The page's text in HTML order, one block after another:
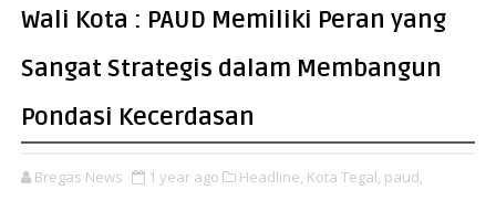
Wali Kota : PAUD Memiliki Peran yang
Sangat Strategis dalam Membangun
Pondasi Kecerdasan
Bregas News 1 year ago Headline, Kota Tegal, paud,